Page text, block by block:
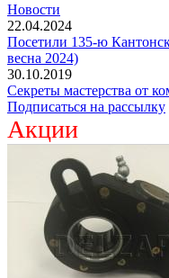
Новости
22.04.2024
Посетили 135-ю
весна 2024)
30.10.2019
Секреты мастерства от
Подписаться на рассылку
Акции